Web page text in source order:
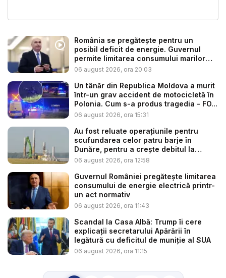
România se pregătește pentru un
posibil deficit de energie. Guvernul
permite limitarea consumului marilor
co...
06 august 2026, ora 20:03
Un tânăr din Republica Moldova a murit
într-un grav accident de motocicletă în
Polonia. Cum s-a produs tragedia - FO...
06 august 2026, ora 15:31
Au fost reluate operațiunile pentru
scufundarea celor patru barje în
Dunăre, pentru a crește debitul la
cent...
06 august 2026, ora 12:58
Guvernul României pregătește limitarea
consumului de energie electrică printr-
un act normativ
06 august 2026, ora 11:43
Scandal la Casa Albă: Trump îi cere
explicații secretarului Apărării în
legătură cu deficitul de muniție al SUA
06 august 2026, ora 11:15